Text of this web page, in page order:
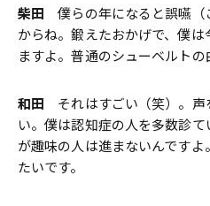
柴田 僕らの年になると誤嚥（
からね。鍛えたおかげで、僕
ますよ。普通のシューベルトの
和田 それはすごい（笑）。声
い。僕は認知症の人を多数診
が趣味の人は進まないんです
たいです。